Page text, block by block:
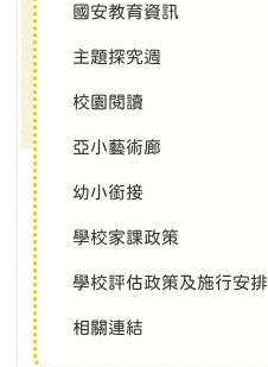
國安教育資訊
主題探究週
校園閱讀
亞小藝術廊
幼小銜接
學校家課政策
學校評估政策及施行安排
相關連結